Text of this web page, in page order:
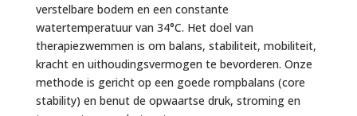
verstelbare bodem en een constante
watertemperatuur van 34°C. Het doel van
therapiezwemmen is om balans, stabiliteit, mobiliteit,
kracht en uithoudingsvermogen te bevorderen. Onze
methode is gericht op een goede rompbalans (core
stability) en benut de opwaartse druk, stroming en